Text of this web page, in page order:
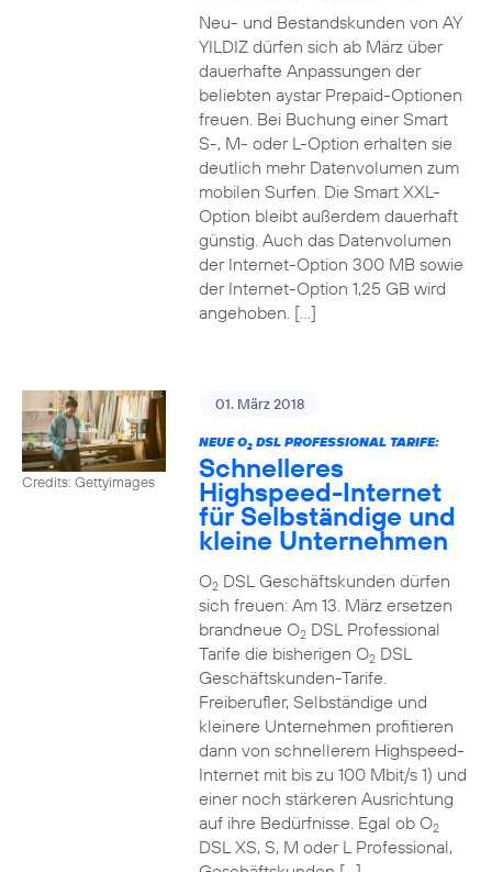
Neu- und Bestandskunden von AY
YILDIZ dürfen sich ab März über
dauerhafte Anpassungen der
beliebten aystar Prepaid-Optionen
freuen. Bei Buchung einer Smart
S-, M- oder L-Option erhalten sie
deutlich mehr Datenvolumen zum
mobilen Surfen. Die Smart XXL-
Option bleibt außerdem dauerhaft
günstig. Auch das Datenvolumen
der Internet-Option 300 MB sowie
der Internet-Option 1,25 GB wird
angehoben. […]
Credits: Gettyimages
01. März 2018
NEUE O2DSL PROFESSIONAL TARIFE:
Schnelleres
Highspeed-Internet
für Selbständige und
kleine Unternehmen
O2DSL Geschäftskunden dürfen
sich freuen: Am 13. März ersetzen
brandneue O2DSL Professional
Tarife die bisherigen O2DSL
Geschäftskunden-Tarife.
Freiberufler, Selbständige und
kleinere Unternehmen profitieren
dann von schnellerem Highspeed-
Internet mit bis zu 100 Mbit/s 1) und
einer noch stärkeren Ausrichtung
auf ihre Bedürfnisse. Egal ob O2
DSL XS, S, M oder L Professional,